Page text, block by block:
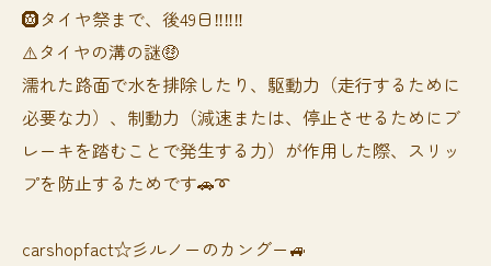
🛞タイヤ祭まで、後49日‼️‼️‼️
⚠️タイヤの溝の謎🤑
濡れた路面で水を排除したり、駆動力（走行するために
必要な力）、制動力（減速または、停止させるためにブ
レーキを踏むことで発生する力）が作用した際、スリッ
プを防止するためです🚗➰
carshopfact☆彡ルノーのカングー🚙